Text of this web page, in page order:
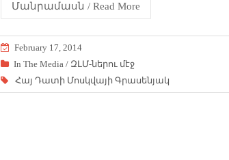
Մանրամասն / Read More
February 17, 2014
In The Media / ԶԼՄ-ներու մէջ
Հայ Դատի Մոսկվայի Գրասենյակ